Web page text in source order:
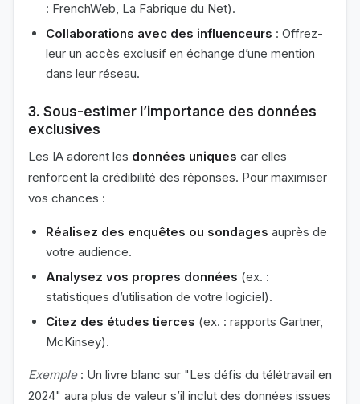
: FrenchWeb, La Fabrique du Net).
Collaborations avec des influenceurs : Offrez-
leur un accès exclusif en échange d’une mention
dans leur réseau.
3. Sous-estimer l’importance des données
exclusives
Les IA adorent les données uniques car elles
renforcent la crédibilité des réponses. Pour maximiser
vos chances :
Réalisez des enquêtes ou sondages auprès de
votre audience.
Analysez vos propres données (ex. :
statistiques d’utilisation de votre logiciel).
Citez des études tierces (ex. : rapports Gartner,
McKinsey).
Exemple: Un livre blanc sur "Les défis du télétravail en
2024" aura plus de valeur s’il inclut des données issues